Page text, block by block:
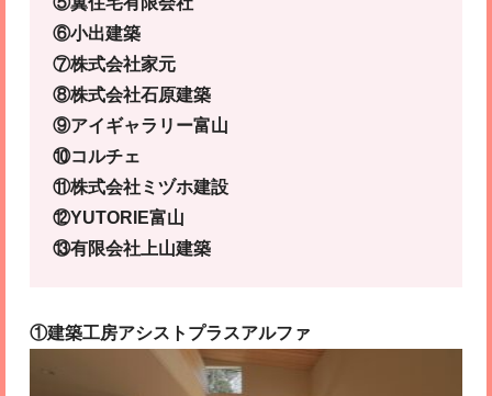
⑥小出建築
⑦株式会社家元
⑧株式会社石原建築
⑨アイギャラリー富山
⑩コルチェ
⑪株式会社ミヅホ建設
⑫YUTORIE富山
⑬有限会社上山建築
①建築工房アシストプラスアルファ